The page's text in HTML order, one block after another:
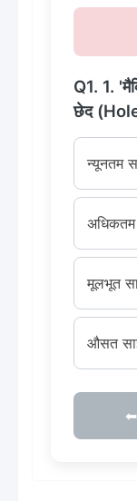
Q1. 1.
छेद
न्यूनतम
मूलभूत
औसत
⬅